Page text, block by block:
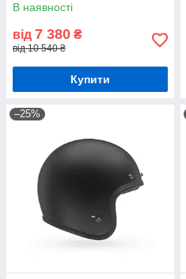
В наявності
від 7 380 ₴
від 10 540 ₴
Купити
–25%